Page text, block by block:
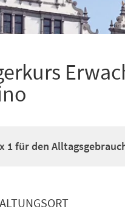
1 für den